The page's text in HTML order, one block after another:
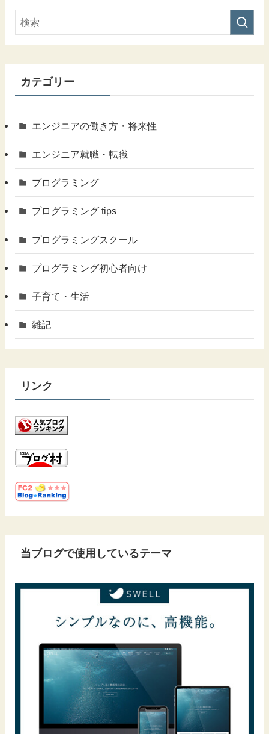
カテゴリー
エンジニアの働き方・将来性
エンジニア就職・転職
プログラミング
プログラミング tips
プログラミングスクール
プログラミング初心者向け
子育て・生活
雑記
リンク
当ブログで使用しているテーマ